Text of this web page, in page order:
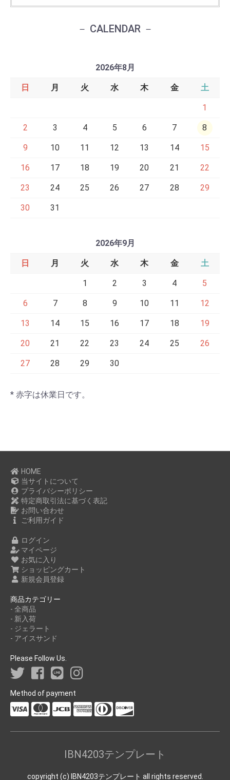
－ CALENDAR －
2026年8月
日 月 火 水 木 金 土
1
2 3 4 5 6 7 8
9 10 11 12 13 14 15
16 17 18 19 20 21 22
23 24 25 26 27 28 29
30 31
2026年9月
日 月 火 水 木 金 土
1 2 3 4 5
6 7 8 9 10 11 12
13 14 15 16 17 18 19
20 21 22 23 24 25 26
27 28 29 30
* 赤字は休業日です。
HOME
当サイトについて
プライバシーポリシー
特定商取引法に基づく表記
お問い合わせ
ご利用ガイド
ログイン
マイページ
お気に入り
ショッピングカート
新規会員登録
商品カテゴリー
- 全商品
- 新入荷
- ジェラート
- アイスサンド
Please Follow Us.
Method of payment
IBN4203テンプレート
copyright (c) IBN4203テンプレート all rights reserved.